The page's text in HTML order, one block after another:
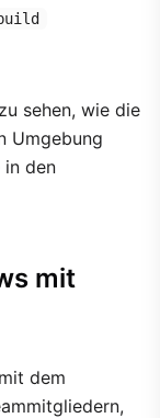
sehen, wie die
Umgebung
in den
mit
dem